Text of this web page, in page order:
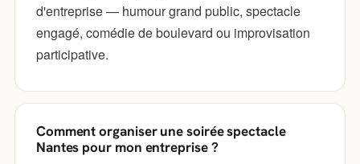
d'entreprise — humour grand public, spectacle
engagé, comédie de boulevard ou improvisation
participative.
Comment organiser une soirée spectacle
Nantes pour mon entreprise ?